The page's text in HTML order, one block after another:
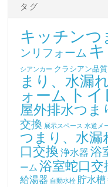
タグ
キッチンつ
ンリフォーム
シアンカー クラシアン品質
まり、水漏
ォーム ト
屋外排水つま
交換 展示スペース 水道メ
つまり、水漏
口交換浄水器浴
ーム 浴室蛇口交
給湯器 自動水栓 貯水槽